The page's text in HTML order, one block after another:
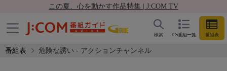
この夏、心を動かす作品特集 | J:COM TV
CS番組一覧 番組表
検索
番組表 危険な誘い - アクションチャンネル